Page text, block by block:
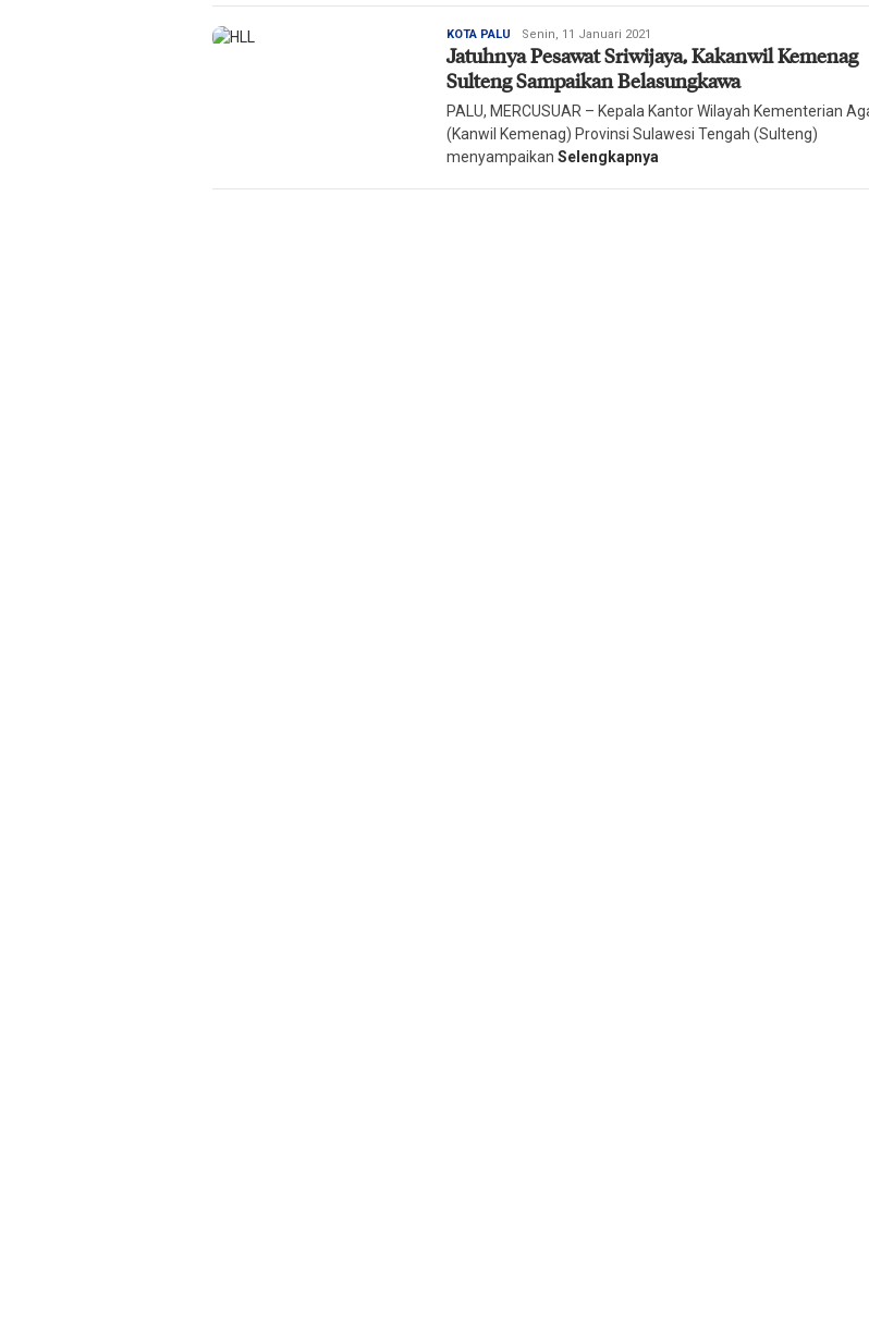
KOTA PALU Redaksi
Harian
Mercusuar
Senin, 11 Januari 2021
Jatuhnya Pesawat Sriwijaya, Kakanwil Kemenag
Sulteng Sampaikan Belasungkawa
PALU, MERCUSUAR – Kepala Kantor Wilayah Kementerian
(Kanwil Kemenag) Provinsi Sulawesi Tengah (Sulteng)
menyampaikan Selengkapnya